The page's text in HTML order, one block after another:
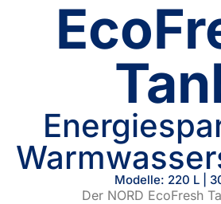
Modelle: 220 L |
Der NORD EcoFresh